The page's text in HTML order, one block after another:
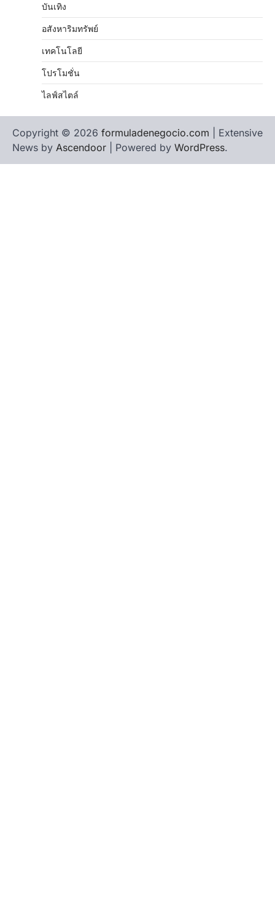
บันเทิง
อสังหาริมทรัพย์
เทคโนโลยี
โปรโมชั่น
ไลฟ์สไตล์
Copyright © 2026 formuladenegocio.com | Extensive
News by Ascendoor | Powered by WordPress.